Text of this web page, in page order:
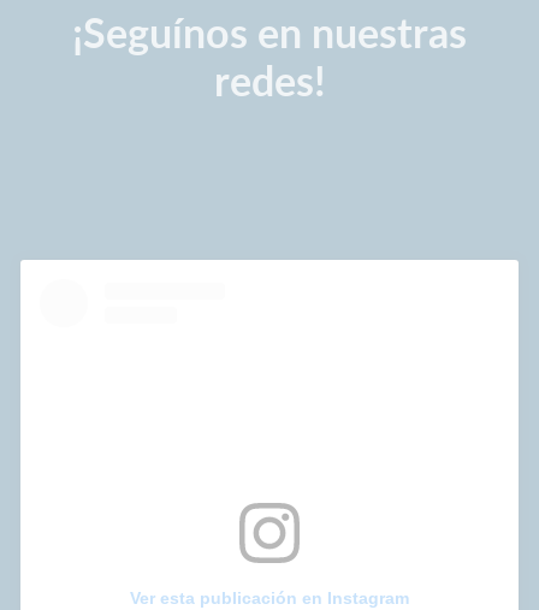
¡Seguínos en nuestras
redes!
Ver esta publicación en Instagram